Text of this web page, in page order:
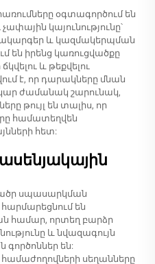
օգտագործում են
կայունությունը՝
և կազմակերպման
են իրենց կառուցվածքը
և թեքվելու
է, որ դարակները մնան
ժամանակ շարունակ,
թույլ են տալիս, որ
համատեղվեն
հետ:
սպասարկման
են
համար, որտեղ բարձր
և նվազագույն
են:
սեղանները